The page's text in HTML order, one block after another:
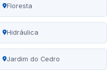
Floresta
Hidráulica
Jardim do Cedro